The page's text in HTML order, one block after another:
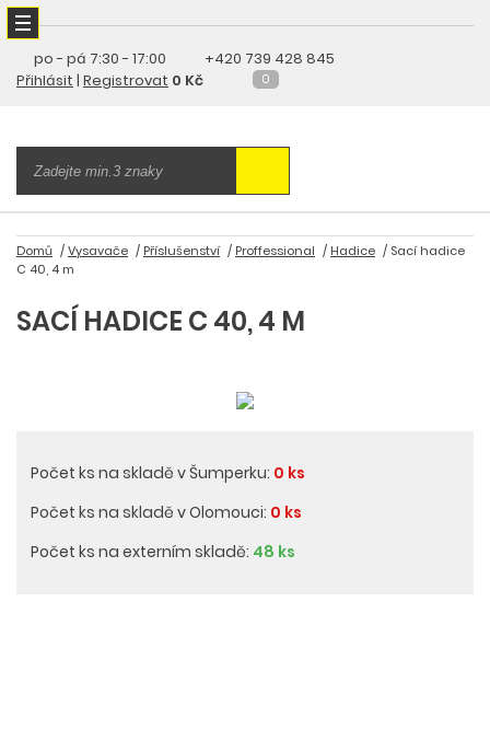
po - pá 7:30 - 17:00
+420 739 428 845
Přihlásit | Registrovat 0 Kč 0
Domů Vysavače Příslušenství Proffessional Hadice
Sací hadice
C 40, 4 m
SACÍ HADICE C 40, 4 M
Počet ks na skladě v Šumperku: 0 ks
Počet ks na skladě v Olomouci: 0 ks
Počet ks na externím skladě: 48 ks